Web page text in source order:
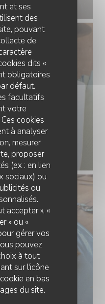
et ses
des
pouvant
de
dits «
obligatoires
défaut.
facultatifs
votre
cookies
à analyser
mesurer
proposer
(ex : en lien
sociaux) ou
ou
accepter », «
» ou «
gérer vos
pouvez
à tout
sur l'icône
en bas
du site.